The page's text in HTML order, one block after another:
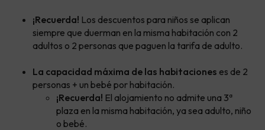
¡Recuerda! Los descuentos para niños se aplican
siempre que duerman en la misma habitación con 2
adultos o 2 personas que paguen la tarifa de adulto.
La capacidad máxima de las habitaciones es de 2
personas + un bebé por habitación.
¡Recuerda! El alojamiento no admite una 3ª
plaza en la misma habitación, ya sea adulto, niño
o bebé.